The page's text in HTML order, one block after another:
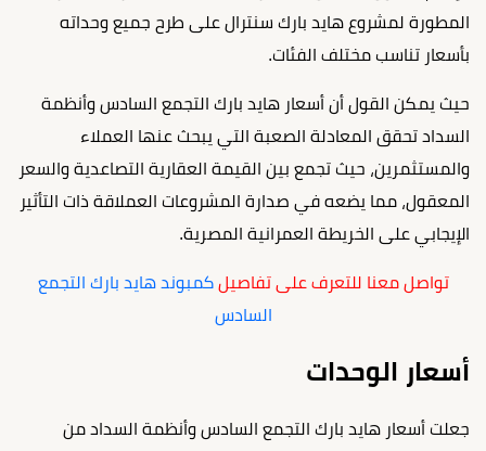
المطورة لمشروع هايد بارك سنترال على طرح جميع وحداته
بأسعار تناسب مختلف الفئات.
حيث يمكن القول أن أسعار هايد بارك التجمع السادس وأنظمة
السداد تحقق المعادلة الصعبة التي يبحث عنها العملاء
والمستثمرين، حيث تجمع بين القيمة العقارية التصاعدية والسعر
المعقول، مما يضعه في صدارة المشروعات العملاقة ذات التأثير
الإيجابي على الخريطة العمرانية المصرية.
تواصل معنا للتعرف على تفاصيل كمبوند هايد بارك التجمع
السادس
أسعار الوحدات
جعلت أسعار هايد بارك التجمع السادس وأنظمة السداد من